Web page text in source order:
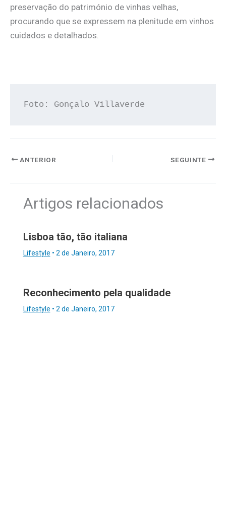
preservação do património de vinhas velhas,
procurando que se expressem na plenitude em vinhos
cuidados e detalhados.
Foto: Gonçalo Villaverde
ANTERIOR SEGUINTE
Artigos relacionados
Lisboa tão, tão italiana
Lifestyle • 2 de Janeiro, 2017
Reconhecimento pela qualidade
Lifestyle • 2 de Janeiro, 2017